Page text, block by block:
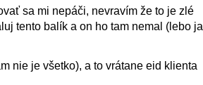
sa mi nepáči, nevravím že to je zlé
tento balík a on ho tam nemal (lebo ja
nie je všetko), a to vrátane eid klienta